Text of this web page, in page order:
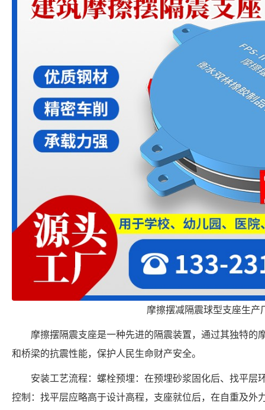
摩擦摆减隔震球型支座生产
摩擦摆隔震支座是一种先进的隔震装置，通过其独特的
和桥梁的抗震性能，保护人民生命财产安全。
安装工艺流程：螺栓预埋：在预埋砂浆固化后、找平层
控制：找平层应略高于设计高程，支座就位后，在自重及外